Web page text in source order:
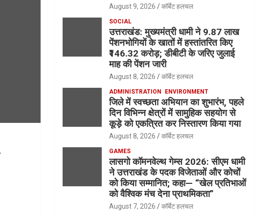
August 9, 2026 कॉर्बेट हलचल
SOCIAL
उत्तराखंड: मुख्यमंत्री धामी ने 9.87 लाख
पेंशनभोगियों के खातों में हस्तांतरित किए
₹146.32 करोड़; डीबीटी के जरिए जुलाई
माह की पेंशन जारी
August 8, 2026 कॉर्बेट हलचल
ADMINISTRATION ENVIRONMENT
जिले में स्वच्छता अभियान का शुभारंभ, पहले
दिन विभिन्न क्षेत्रों में सामुहिक सहयोग से
कूड़े को एकत्रित कर निस्तारण किया गया
August 8, 2026 कॉर्बेट हलचल
GAMES
लासगो कॉमनवेल्थ गेम्स 2026: सीएम धामी
ने उत्तराखंड के पदक विजेताओं और कोचों
को किया सम्मानित; कहा— “खेल प्रतिभाओं
को वैश्विक मंच देना प्राथमिकता”
August 7, 2026 कॉर्बेट हलचल